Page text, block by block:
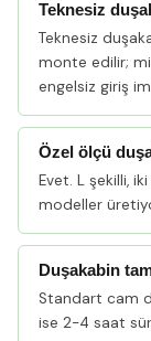
Teknesiz
Teknesiz
monte edilir;
engelsiz giriş
Özel ölçü
Evet. L şekilli,
modeller
Duşakabin
Standart cam
ise 2-4 saat